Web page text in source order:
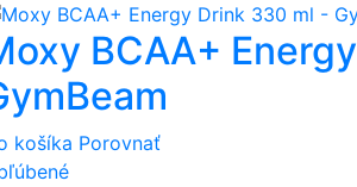
BCAA+
košíka Porovnať